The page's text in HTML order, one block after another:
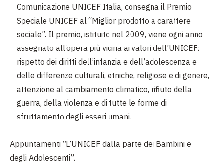
Comunicazione UNICEF Italia, consegna il Premio
Speciale UNICEF al “Miglior prodotto a carattere
sociale”. Il premio, istituito nel 2009, viene ogni anno
assegnato all’opera più vicina ai valori dell’UNICEF:
rispetto dei diritti dell’infanzia e dell’adolescenza e
delle differenze culturali, etniche, religiose e di genere,
attenzione al cambiamento climatico, rifiuto della
guerra, della violenza e di tutte le forme di
sfruttamento degli esseri umani.
Appuntamenti “L’UNICEF dalla parte dei Bambini e
degli Adolescenti”.